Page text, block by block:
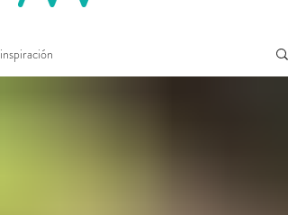
inspiración